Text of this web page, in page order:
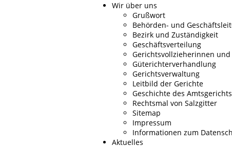
Wir über uns
Grußwort
Behörden- und
Bezirk und Zuständigkeit
Geschäftsverteilung
Gerichtsvollzieherinnen
Güterichterverhandlung
Gerichtsverwaltung
Leitbild der Gerichte
Geschichte des Amtsgerichts
Rechtsmal von Salzgitter
Sitemap
Impressum
Informationen zum
Aktuelles